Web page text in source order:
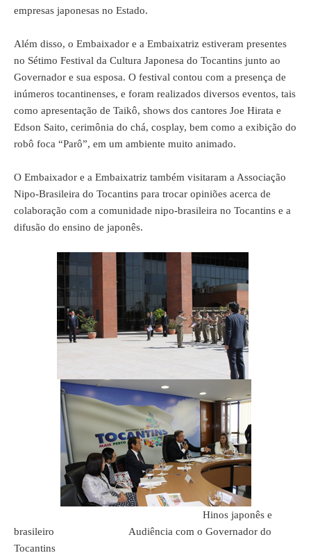
empresas japonesas no Estado.
Além disso, o Embaixador e a Embaixatriz estiveram presentes
no Sétimo Festival da Cultura Japonesa do Tocantins junto ao
Governador e sua esposa. O festival contou com a presença de
inúmeros tocantinenses, e foram realizados diversos eventos, tais
como apresentação de Taikô, shows dos cantores Joe Hirata e
Edson Saito, cerimônia do chá, cosplay, bem como a exibição do
robô foca “Parô”, em um ambiente muito animado.
O Embaixador e a Embaixatriz também visitaram a Associação
Nipo-Brasileira do Tocantins para trocar opiniões acerca de
colaboração com a comunidade nipo-brasileira no Tocantins e a
difusão do ensino de japonês.
Hinos japonês e
brasileiro Audiência com o Governador do
Tocantins